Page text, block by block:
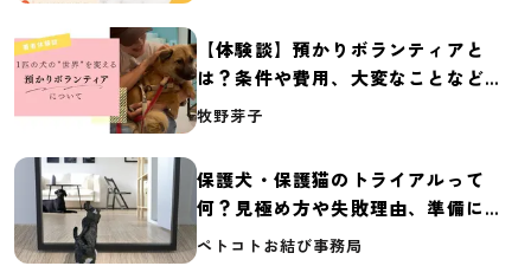
【体験談】預かりボランティアと
は？条件や費用、大変なことなど紹
介
牧野芽子
保護犬・保護猫のトライアルって
何？見極め方や失敗理由、準備に必
要なものを紹介
ペトコトお結び事務局